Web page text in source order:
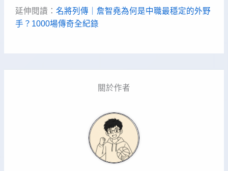
延伸閱讀： 名將列傳｜詹智堯為何是中職最穩定的外野
手？1000場傳奇全紀錄
關於作者